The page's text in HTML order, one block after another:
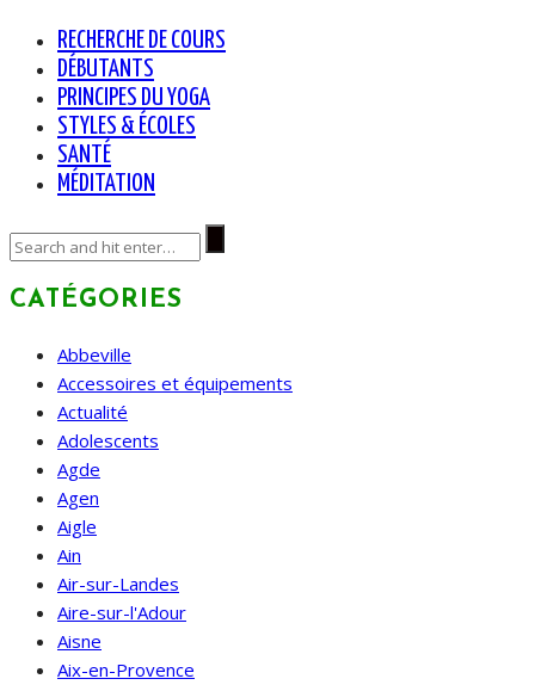
RECHERCHE DE COURS
DÉBUTANTS
PRINCIPES DU YOGA
STYLES & ÉCOLES
SANTÉ
MÉDITATION
CATÉGORIES
Abbeville
Accessoires et équipements
Actualité
Adolescents
Agde
Agen
Aigle
Ain
Air-sur-Landes
Aire-sur-l'Adour
Aisne
Aix-en-Provence